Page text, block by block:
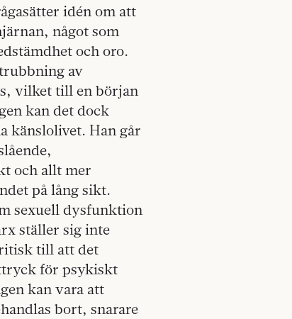
idén om att
något som
och oro.
av
vilket till en början
kan det dock
känslolivet. Han går
och allt mer
på lång sikt.
sexuell dysfunktion
ställer sig inte
till att det
för psykiskt
kan vara att
bort, snarare